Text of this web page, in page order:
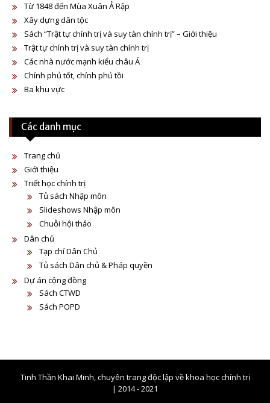
Từ 1848 đến Mùa Xuân Ả Rập
Xây dựng dân tộc
Sách “Trật tự chính trị và suy tàn chính trị” – Giới thiệu
Trật tự chính trị và suy tàn chính trị
Các nhà nước mạnh kiểu châu Á
Chính phủ tốt, chính phủ tồi
Ba khu vực
Các danh mục
Trang chủ
Giới thiệu
Triết học chính trị
Tủ sách Nhập môn
Slideshows Nhập môn
Chuỗi hội thảo
Dân chủ
Tạp chí Dân Chủ
Tủ sách Dân chủ & Pháp quyền
Dự án cộng đồng
Sách CTWD
Sách POPD
Tinh Thần Khai Minh, chuyên trang độc lập về khoa học chính trị
| 2014 - 2021